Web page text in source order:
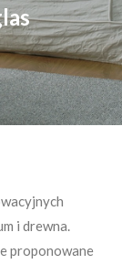
i drewna.
proponowane